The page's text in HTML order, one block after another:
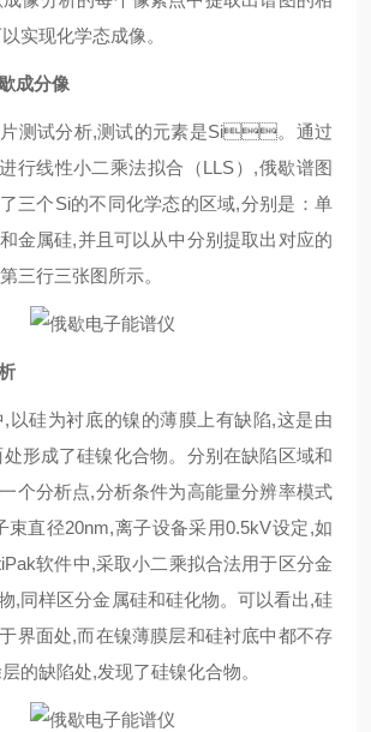
现化学态成像。
成分像
片测试分析,测试的元素是Si。通过
行线性小二乘法拟合（LLS）,俄歇谱图
三个Si的不同化学态的区域,分别是：单
和金属硅,并且可以从中分别提取出对应的
行三张图所示。
以硅为衬底的镍的薄膜上有缺陷,这是由
形成了硅镍化合物。分别在缺陷区域和
个分析点,分析条件为高能量分辨率模式
束直径20nm,离子设备采用0.5kV设定,如
软件中,采取小二乘拟合法用于区分金
同样区分金属硅和硅化物。可以看出,硅
界面处,而在镍薄膜层和硅衬底中都不存
层的缺陷处,发现了硅镍化合物。